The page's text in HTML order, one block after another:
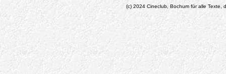
(c) 2024 Cineclub, Bochum für alle Texte,